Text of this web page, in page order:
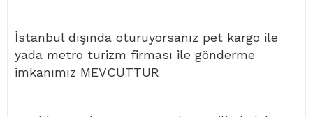
İstanbul dışında oturuyorsanız pet kargo ile
yada metro turizm firması ile gönderme
imkanımız MEVCUTTUR